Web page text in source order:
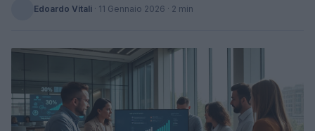
Edoardo Vitali · 11 Gennaio 2026 · 2 min